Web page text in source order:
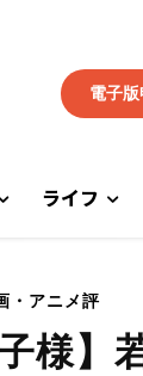
電子
ライフ
・アニメ評
様】